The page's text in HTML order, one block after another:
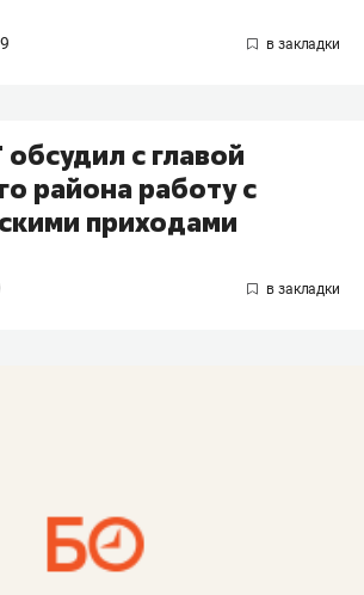
с главой
района работу с
приходами